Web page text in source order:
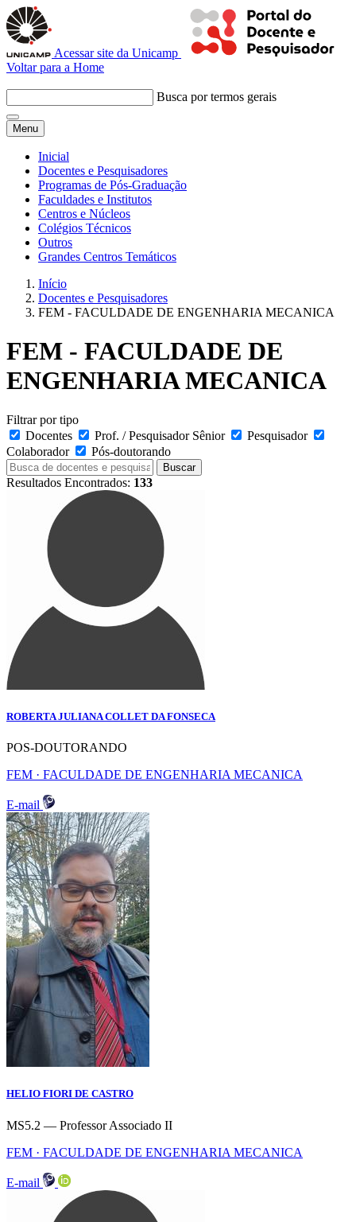
Acessar site da Unicamp
Voltar para a Home
Busca por termos gerais
Menu
Inicial
Docentes e Pesquisadores
Programas de Pós-Graduação
Faculdades e Institutos
Centros e Núcleos
Colégios Técnicos
Outros
Grandes Centros Temáticos
Início
Docentes e Pesquisadores
FEM - FACULDADE DE ENGENHARIA MECANICA
FEM - FACULDADE DE
ENGENHARIA MECANICA
Filtrar por tipo
Docentes
Prof. / Pesquisador Sênior
Pesquisador
Colaborador
Pós-doutorando
Buscar
Resultados Encontrados: 133
ROBERTA JULIANA COLLET DA FONSECA
POS-DOUTORANDO
FEM · FACULDADE DE ENGENHARIA MECANICA
E-mail
HELIO FIORI DE CASTRO
MS5.2 — Professor Associado II
FEM · FACULDADE DE ENGENHARIA MECANICA
E-mail